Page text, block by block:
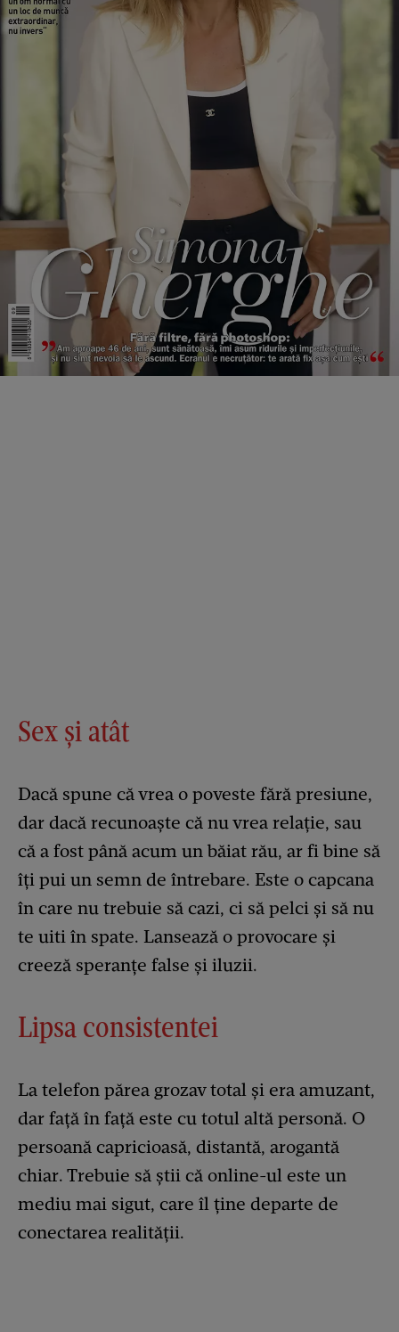
Sex și atât
Dacă spune că vrea o poveste fără presiune,
dar dacă recunoaște că nu vrea relație, sau
că a fost până acum un băiat rău, ar fi bine să
îți pui un semn de întrebare. Este o capcana
în care nu trebuie să cazi, ci să pelci și să nu
te uiti în spate. Lansează o provocare și
creeză speranțe false și iluzii.
Lipsa consistentei
La telefon părea grozav total și era amuzant,
dar față în față este cu totul altă personă. O
persoană capricioasă, distantă, arogantă
chiar. Trebuie să știi că online-ul este un
mediu mai sigut, care îl ține departe de
conectarea realității.